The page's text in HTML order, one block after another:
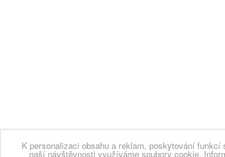
K personalizaci obsahu a reklam, poskytování
naší návštěvnosti využíváme soubory cookie.